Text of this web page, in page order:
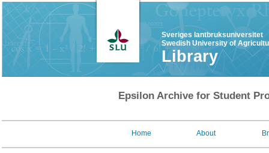
Sveriges lantbruksuniversitet
Swedish University of
Library
Epsilon Archive for Student
Home About